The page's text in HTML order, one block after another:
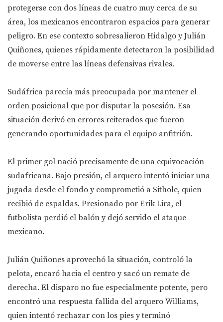
protegerse con dos líneas de cuatro muy cerca de su
área, los mexicanos encontraron espacios para generar
peligro. En ese contexto sobresalieron Hidalgo y Julián
Quiñones, quienes rápidamente detectaron la posibilidad
de moverse entre las líneas defensivas rivales.
Sudáfrica parecía más preocupada por mantener el
orden posicional que por disputar la posesión. Esa
situación derivó en errores reiterados que fueron
generando oportunidades para el equipo anfitrión.
El primer gol nació precisamente de una equivocación
sudafricana. Bajo presión, el arquero intentó iniciar una
jugada desde el fondo y comprometió a Sithole, quien
recibió de espaldas. Presionado por Erik Lira, el
futbolista perdió el balón y dejó servido el ataque
mexicano.
Julián Quiñones aprovechó la situación, controló la
pelota, encaró hacia el centro y sacó un remate de
derecha. El disparo no fue especialmente potente, pero
encontró una respuesta fallida del arquero Williams,
quien intentó rechazar con los pies y terminó